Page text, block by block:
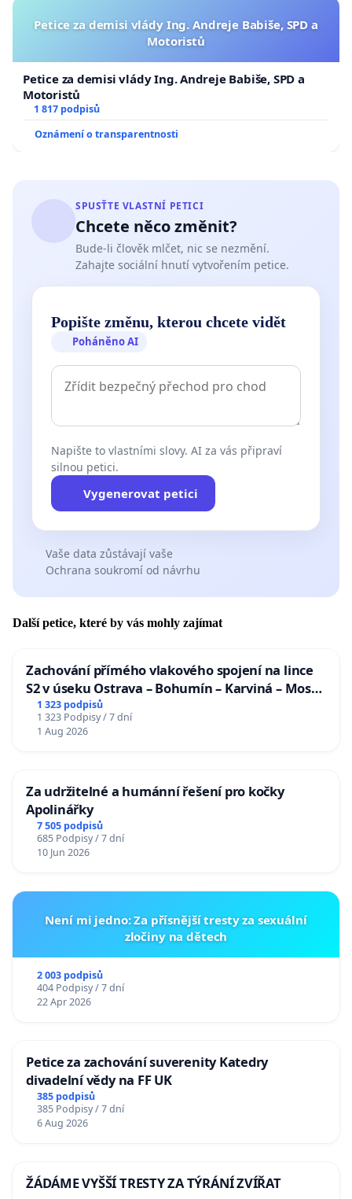
Petice za demisi vlády Ing. Andreje Babiše, SPD a
Motoristů
Petice za demisi vlády Ing. Andreje Babiše, SPD a
Motoristů
1 817 podpisů
Oznámení o transparentnosti
SPUSŤTE VLASTNÍ PETICI
Chcete něco změnit?
Bude-li člověk mlčet, nic se nezmění.
Zahajte sociální hnutí vytvořením petice.
Popište změnu, kterou chcete vidět
Poháněno AI
Napište to vlastními slovy. AI za vás připraví
silnou petici.
Vygenerovat petici
Vaše data zůstávají vaše
Ochrana soukromí od návrhu
Další petice, které by vás mohly zajímat
Zachování přímého vlakového spojení na lince
S2 v úseku Ostrava – Bohumín – Karviná – Mosty
u Jablunkova
1 323 podpisů
1 323 Podpisy / 7 dní
1 Aug 2026
Za udržitelné a humánní řešení pro kočky
Apolinářky
7 505 podpisů
685 Podpisy / 7 dní
10 Jun 2026
Není mi jedno: Za přísnější tresty za sexuální
zločiny na dětech
2 003 podpisů
404 Podpisy / 7 dní
22 Apr 2026
Petice za zachování suverenity Katedry
divadelní vědy na FF UK
385 podpisů
385 Podpisy / 7 dní
6 Aug 2026
ŽÁDÁME VYŠŠÍ TRESTY ZA TÝRÁNÍ ZVÍŘAT